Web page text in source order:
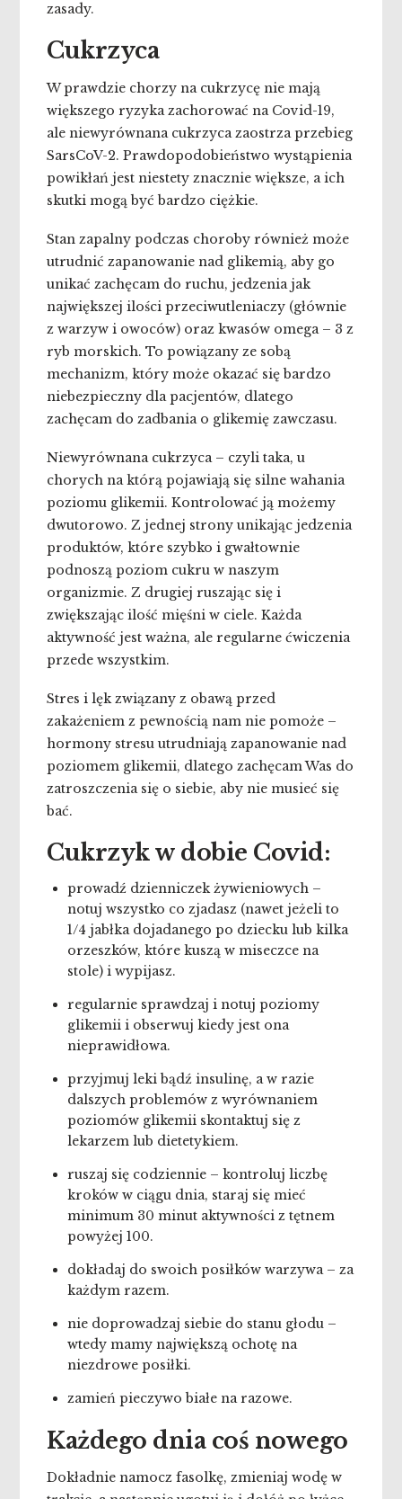
zasady.
Cukrzyca
W prawdzie chorzy na cukrzycę nie mają
większego ryzyka zachorować na Covid-19,
ale niewyrównana cukrzyca zaostrza przebieg
SarsCoV-2. Prawdopodobieństwo wystąpienia
powikłań jest niestety znacznie większe, a ich
skutki mogą być bardzo ciężkie.
Stan zapalny podczas choroby również może
utrudnić zapanowanie nad glikemią, aby go
unikać zachęcam do ruchu, jedzenia jak
największej ilości przeciwutleniaczy (głównie
z warzyw i owoców) oraz kwasów omega – 3 z
ryb morskich. To powiązany ze sobą
mechanizm, który może okazać się bardzo
niebezpieczny dla pacjentów, dlatego
zachęcam do zadbania o glikemię zawczasu.
Niewyrównana cukrzyca – czyli taka, u
chorych na którą pojawiają się silne wahania
poziomu glikemii. Kontrolować ją możemy
dwutorowo. Z jednej strony unikając jedzenia
produktów, które szybko i gwałtownie
podnoszą poziom cukru w naszym
organizmie. Z drugiej ruszając się i
zwiększając ilość mięśni w ciele. Każda
aktywność jest ważna, ale regularne ćwiczenia
przede wszystkim.
Stres i lęk związany z obawą przed
zakażeniem z pewnością nam nie pomoże –
hormony stresu utrudniają zapanowanie nad
poziomem glikemii, dlatego zachęcam Was do
zatroszczenia się o siebie, aby nie musieć się
bać.
Cukrzyk w dobie Covid:
prowadź dzienniczek żywieniowych –
notuj wszystko co zjadasz (nawet jeżeli to
1/4 jabłka dojadanego po dziecku lub kilka
orzeszków, które kuszą w miseczce na
stole) i wypijasz.
regularnie sprawdzaj i notuj poziomy
glikemii i obserwuj kiedy jest ona
nieprawidłowa.
przyjmuj leki bądź insulinę, a w razie
dalszych problemów z wyrównaniem
poziomów glikemii skontaktuj się z
lekarzem lub dietetykiem.
ruszaj się codziennie – kontroluj liczbę
kroków w ciągu dnia, staraj się mieć
minimum 30 minut aktywności z tętnem
powyżej 100.
dokładaj do swoich posiłków warzywa – za
każdym razem.
nie doprowadzaj siebie do stanu głodu –
wtedy mamy największą ochotę na
niezdrowe posiłki.
zamień pieczywo białe na razowe.
Każdego dnia coś nowego
Dokładnie namocz fasolkę, zmieniaj wodę w